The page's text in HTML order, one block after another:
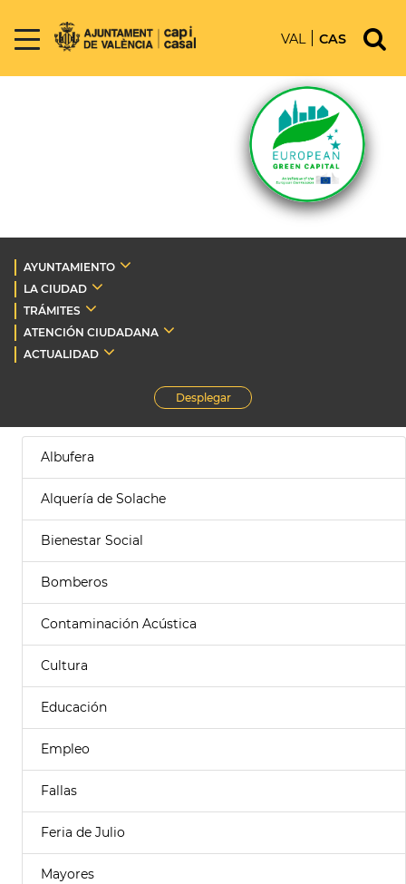
VAL CAS
AYUNTAMIENTO
LA CIUDAD
TRÁMITES
ATENCIÓN CIUDADANA
ACTUALIDAD
Desplegar
Albufera
Alquería de Solache
Bienestar Social
Bomberos
Contaminación Acústica
Cultura
Educación
Empleo
Fallas
Feria de Julio
Mayores